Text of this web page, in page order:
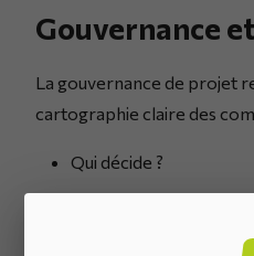
Gouvernance
La gouvernance de projet
cartographie claire des
Qui décide ?
Avec quelles